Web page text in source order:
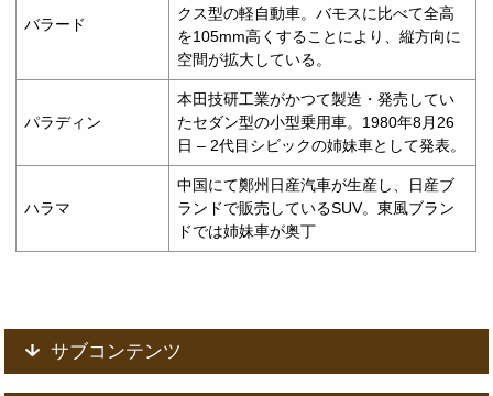
バラード
クス型の軽自動車。バモスに比べて全高
を105mm高くすることにより、縦方向に
空間が拡大している。
パラディン
本田技研工業がかつて製造・発売してい
たセダン型の小型乗用車。1980年8月26
日 – 2代目シビックの姉妹車として発表。
ハラマ
中国にて鄭州日産汽車が生産し、日産ブ
ランドで販売しているSUV。東風ブラン
ドでは姉妹車が奥丁
サブコンテンツ